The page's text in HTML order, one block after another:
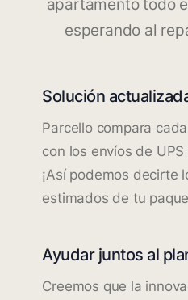
apartamento todo
esperando al
Solución
Parcello compara
con los envíos de
¡Así podemos decirte
estimados de tu
Ayudar juntos al
Creemos que la